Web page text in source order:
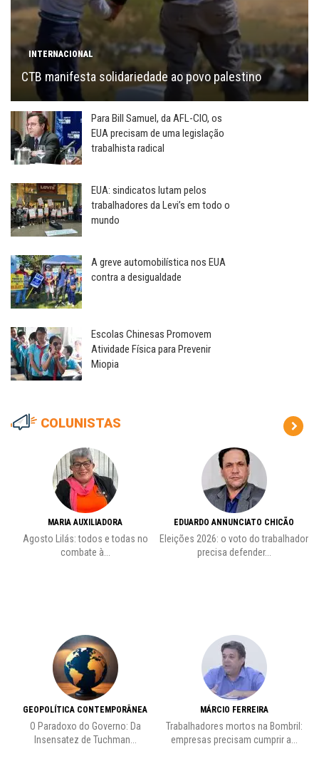
INTERNACIONAL
CTB manifesta solidariedade ao povo palestino
Para Bill Samuel, da AFL-CIO, os
EUA precisam de uma legislação
trabalhista radical
EUA: sindicatos lutam pelos
trabalhadores da Levi’s em todo o
mundo
A greve automobilística nos EUA
contra a desigualdade
Escolas Chinesas Promovem
Atividade Física para Prevenir
Miopia
COLUNISTAS
MARIA AUXILIADORA
Agosto Lilás: todos e todas no
combate à...
GEOPOLÍTICA CONTEMPORÂNEA
O Paradoxo do Governo: Da
Insensatez de Tuchman...
EDUARDO ANNUNCIATO CHICÃO
Eleições 2026: o voto do trabalhador
precisa defender...
MÁRCIO FERREIRA
Trabalhadores mortos na Bombril:
empresas precisam cumprir a...